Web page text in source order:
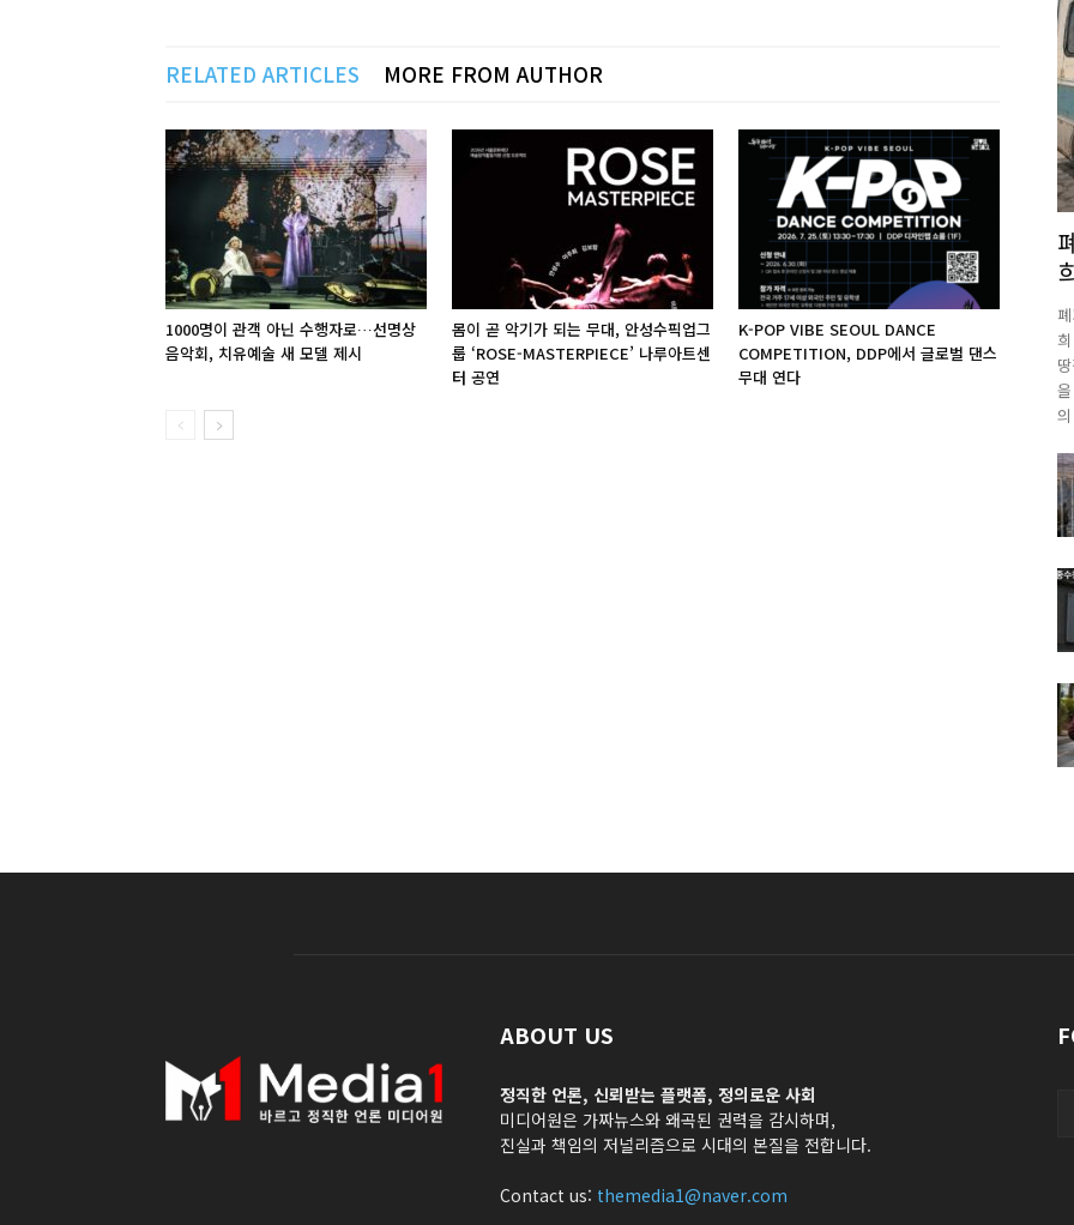
RELATED ARTICLES MORE FROM AUTHOR
1000명이 관객 아닌 수행자로…선명상
음악회, 치유예술 새 모델 제시
몸이 곧 악기가 되는 무대, 안성수픽업그
룹 ‘ROSE-MASTERPIECE’ 나루아트센
터 공연
K-POP VIBE SEOUL DANCE
COMPETITION, DDP에서 글로벌 댄스
무대 연다
ABOUT US
정직한 언론, 신뢰받는 플랫폼, 정의로운 사회
미디어원은 가짜뉴스와 왜곡된 권력을 감시하며,
진실과 책임의 저널리즘으로 시대의 본질을 전합니다.
Contact us: themedia1@naver.com